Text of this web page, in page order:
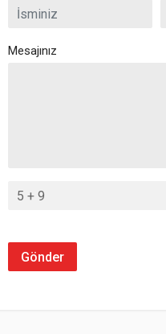
Mesajınız
Gönder